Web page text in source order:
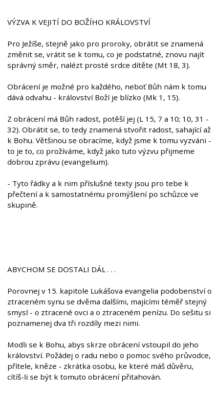
VÝZVA K VEJITÍ DO BOŽÍHO KRÁLOVSTVÍ
Pro Ježíše, stejně jako pro proroky, obrátit se znamená
změnit se, vrátit se k tomu, co je podstatné, znovu najít
správný směr, nalézt prosté srdce dítěte (Mt 18, 3).
Obrácení je možné pro každého, neboť Bůh nám k tomu
dává odvahu - království Boží je blízko (Mk 1, 15).
Z obrácení má Bůh radost, potěší jej (L 15, 7 a 10; 10, 31 -
32). Obrátit se, to tedy znamená stvořit radost, sahající až
k Bohu. Většinou se obracíme, když jsme k tomu vyzváni -
to je to, co prožíváme, když jako tuto výzvu přijmeme
dobrou zprávu (evangelium).
- Tyto řádky a k nim příslušné texty jsou pro tebe k
přečtení a k samostatnému promýšlení po schůzce ve
skupině.
ABYCHOM SE DOSTALI DÁL . . .
Porovnej v 15. kapitole Lukášova evangelia podobenství o
ztraceném synu se dvěma dalšími, majícími téměř stejný
smysl - o ztracené ovci a o ztraceném penízu. Do sešitu si
poznamenej dva tři rozdíly mezi nimi.
Modli se k Bohu, abys skrze obrácení vstoupil do jeho
království. Požádej o radu nebo o pomoc svého průvodce,
přítele, kněze - zkrátka osobu, ke které máš důvěru,
cítíš-li se být k tomuto obrácení přitahován.